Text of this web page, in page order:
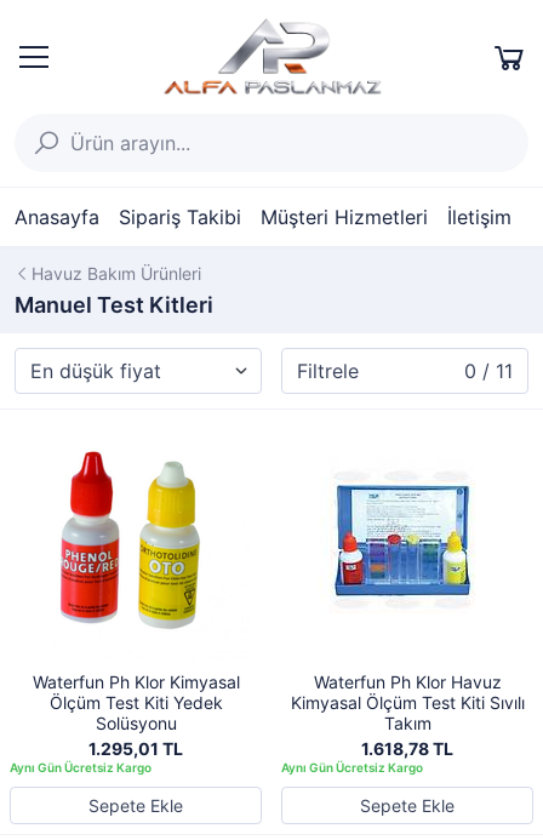
Anasayfa Sipariş Takibi Müşteri Hizmetleri İletişim
Havuz Bakım Ürünleri
Manuel Test Kitleri
Filtrele 0 / 11
Waterfun Ph Klor Kimyasal
Ölçüm Test Kiti Yedek
Solüsyonu
1.295,01 TL
Sepete Ekle
Waterfun Ph Klor Havuz
Kimyasal Ölçüm Test Kiti Sıvılı
Takım
1.618,78 TL
Sepete Ekle